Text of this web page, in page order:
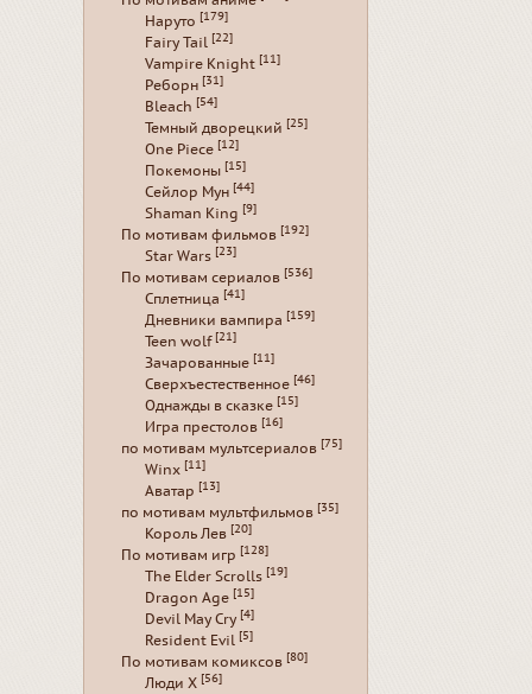
Наруто [179]
Fairy Tail [22]
Vampire Knight [11]
Реборн [31]
Bleach [54]
Темный дворецкий [25]
One Piece [12]
Покемоны [15]
Сейлор Мун [44]
Shaman King [9]
По мотивам фильмов [192]
Star Wars [23]
По мотивам сериалов [536]
Сплетница [41]
Дневники вампира [159]
Teen wolf [21]
Зачарованные [11]
Сверхъестественное [46]
Однажды в сказке [15]
Игра престолов [16]
по мотивам мультсериалов [75]
Winx [11]
Аватар [13]
по мотивам мультфильмов [35]
Король Лев [20]
По мотивам игр [128]
The Elder Scrolls [19]
Dragon Age [15]
Devil May Cry [4]
Resident Evil [5]
По мотивам комиксов [80]
Люди Х [56]